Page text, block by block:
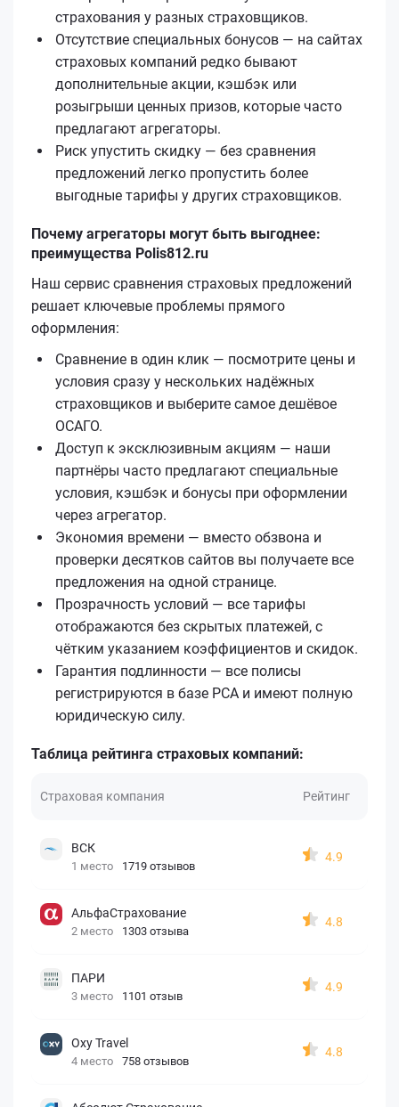
страхования у разных страховщиков.
Отсутствие специальных бонусов — на сайтах
страховых компаний редко бывают
дополнительные акции, кэшбэк или
розыгрыши ценных призов, которые часто
предлагают агрегаторы.
Риск упустить скидку — без сравнения
предложений легко пропустить более
выгодные тарифы у других страховщиков.
Почему агрегаторы могут быть выгоднее:
преимущества Polis812.ru
Наш сервис сравнения страховых предложений
решает ключевые проблемы прямого
оформления:
Сравнение в один клик — посмотрите цены и
условия сразу у нескольких надёжных
страховщиков и выберите самое дешёвое
ОСАГО.
Доступ к эксклюзивным акциям — наши
партнёры часто предлагают специальные
условия, кэшбэк и бонусы при оформлении
через агрегатор.
Экономия времени — вместо обзвона и
проверки десятков сайтов вы получаете все
предложения на одной странице.
Прозрачность условий — все тарифы
отображаются без скрытых платежей, с
чётким указанием коэффициентов и скидок.
Гарантия подлинности — все полисы
регистрируются в базе РСА и имеют полную
юридическую силу.
Таблица рейтинга страховых компаний:
Страховая компания Рейтинг
ВСК
1 место 1719 отзывов
4.9
АльфаСтрахование
2 место 1303 отзыва
4.8
ПАРИ
3 место 1101 отзыв
4.9
Oxy Travel
4 место 758 отзывов
4.8